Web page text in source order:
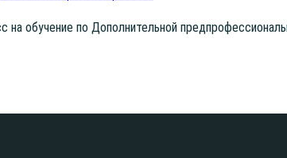
обу­че­ние по Допол­ни­тель­ной